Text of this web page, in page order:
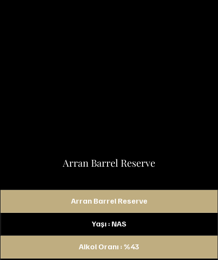
Arran Barrel Reserve
Arran Barrel Reserve
Yaşı : NAS
Alkol Oranı : %43